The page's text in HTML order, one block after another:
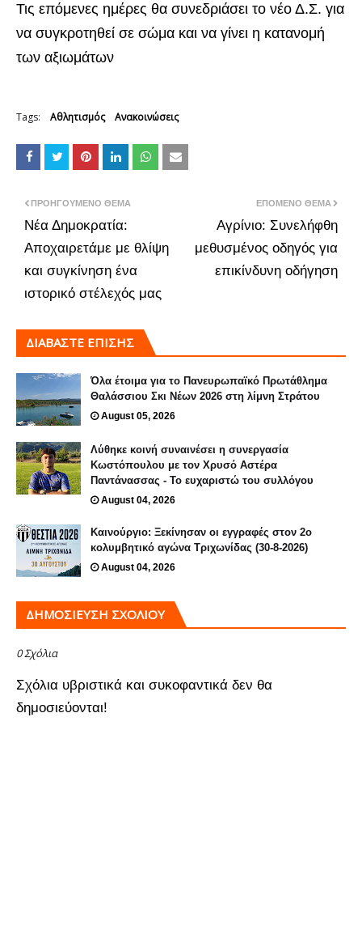
Τις επόμενες ημέρες θα συνεδριάσει το νέο Δ.Σ. για
να συγκροτηθεί σε σώμα και να γίνει η κατανομή
των αξιωμάτων
Tags: Αθλητισμός Ανακοινώσεις
ΕΠΌΜΕΝΟ ΘΈΜΑ
Αγρίνιο: Συνελήφθη
μεθυσμένος οδηγός για
επικίνδυνη οδήγηση
ΠΡΟΗΓΟΎΜΕΝΟ ΘΈΜΑ
Νέα Δημοκρατία:
Αποχαιρετάμε με θλίψη
και συγκίνηση ένα
ιστορικό στέλεχός μας
ΔΙΑΒΑΣΤΕ ΕΠΙΣΗΣ
Όλα έτοιμα για το Πανευρωπαϊκό Πρωτάθλημα
Θαλάσσιου Σκι Νέων 2026 στη λίμνη Στράτου
August 05, 2026
Λύθηκε κοινή συναινέσει η συνεργασία
Κωστόπουλου με τον Χρυσό Αστέρα
Παντάνασσας - Το ευχαριστώ του συλλόγου
August 04, 2026
Καινούργιο: Ξεκίνησαν οι εγγραφές στον 2ο
κολυμβητικό αγώνα Τριχωνίδας (30-8-2026)
August 04, 2026
ΔΗΜΟΣΊΕΥΣΗ ΣΧΟΛΊΟΥ
0 Σχόλια
Σχόλια υβριστικά και συκοφαντικά δεν θα
δημοσιεύονται!